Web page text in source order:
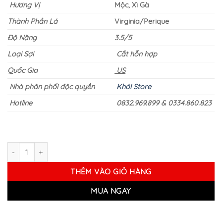
Hương Vị
Mộc, Xì Gà
Thành Phần Lá
Virginia/Perique
Độ Nặng
3.5/5
Loại Sợi
Cắt hỗn hợp
Quốc Gia
US
Nhà phân phối độc quyền
Khói Store
Hotline
0832.969.899 & 0334.860.823
Thuốc Tẩu Sutliff Match Victorian – Túi 50g số lượng
THÊM VÀO GIỎ HÀNG
MUA NGAY